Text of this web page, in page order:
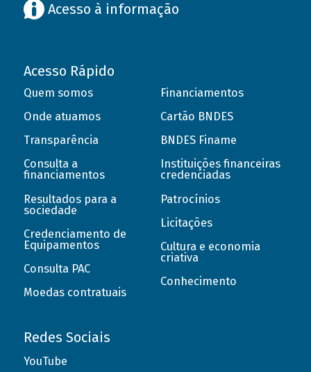
Acesso à informação
Acesso Rápido
Quem somos
Onde atuamos
Transparência
Consulta a
financiamentos
Resultados para a
sociedade
Credenciamento de
Equipamentos
Consulta PAC
Moedas contratuais
Financiamentos
Cartão BNDES
BNDES Finame
Instituições financeiras
credenciadas
Patrocínios
Licitações
Cultura e economia
criativa
Conhecimento
Redes Sociais
YouTube